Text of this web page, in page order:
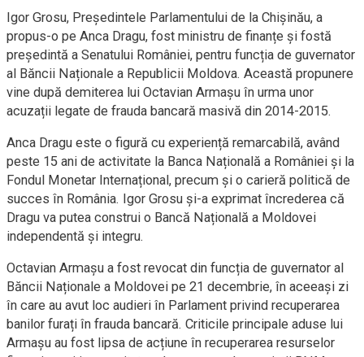
Igor Grosu, Președintele Parlamentului de la Chișinău, a
propus-o pe Anca Dragu, fost ministru de finanțe și fostă
președintă a Senatului României, pentru funcția de guvernator
al Băncii Naționale a Republicii Moldova. Această propunere
vine după demiterea lui Octavian Armașu în urma unor
acuzații legate de frauda bancară masivă din 2014-2015.
Anca Dragu este o figură cu experiență remarcabilă, având
peste 15 ani de activitate la Banca Națională a României și la
Fondul Monetar Internațional, precum și o carieră politică de
succes în România. Igor Grosu și-a exprimat încrederea că
Dragu va putea construi o Bancă Națională a Moldovei
independentă și integru.
Octavian Armașu a fost revocat din funcția de guvernator al
Băncii Naționale a Moldovei pe 21 decembrie, în aceeași zi
în care au avut loc audieri în Parlament privind recuperarea
banilor furați în frauda bancară. Criticile principale aduse lui
Armașu au fost lipsa de acțiune în recuperarea resurselor